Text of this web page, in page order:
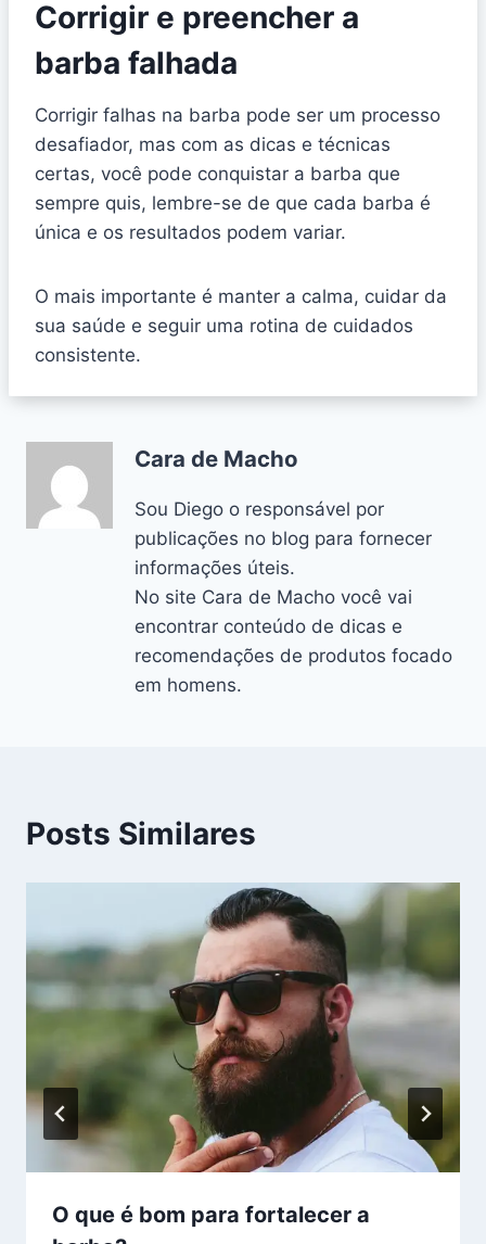
Corrigir e preencher a
barba falhada
Corrigir falhas na barba pode ser um processo
desafiador, mas com as dicas e técnicas
certas, você pode conquistar a barba que
sempre quis, lembre-se de que cada barba é
única e os resultados podem variar.
O mais importante é manter a calma, cuidar da
sua saúde e seguir uma rotina de cuidados
consistente.
Cara de Macho
Sou Diego o responsável por
publicações no blog para fornecer
informações úteis.
No site Cara de Macho você vai
encontrar conteúdo de dicas e
recomendações de produtos focado
em homens.
Posts Similares
O que é bom para fortalecer a